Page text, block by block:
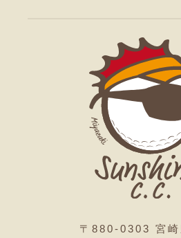
〒880-0303 宮崎